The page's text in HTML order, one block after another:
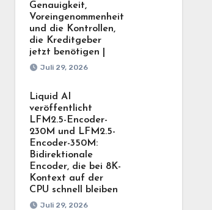
Genauigkeit,
Voreingenommenheit
und die Kontrollen,
die Kreditgeber
jetzt benötigen |
Juli 29, 2026
Liquid AI
veröffentlicht
LFM2.5-Encoder-
230M und LFM2.5-
Encoder-350M:
Bidirektionale
Encoder, die bei 8K-
Kontext auf der
CPU schnell bleiben
Juli 29, 2026